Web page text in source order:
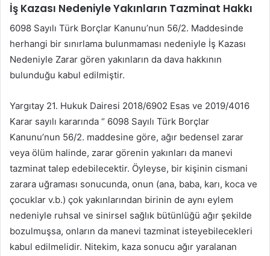
İş Kazası Nedeniyle Yakınların Tazminat Hakkı
6098 Sayılı Türk Borçlar Kanunu’nun 56/2. Maddesinde
herhangi bir sınırlama bulunmaması nedeniyle İş Kazası
Nedeniyle Zarar gören yakınların da dava hakkının
bulunduğu kabul edilmiştir.
Yargıtay 21. Hukuk Dairesi 2018/6902 Esas ve 2019/4016
Karar sayılı kararında “ 6098 Sayılı Türk Borçlar
Kanunu’nun 56/2. maddesine göre, ağır bedensel zarar
veya ölüm halinde, zarar görenin yakınları da manevi
tazminat talep edebilecektir. Öyleyse, bir kişinin cismani
zarara uğraması sonucunda, onun (ana, baba, karı, koca ve
çocuklar v.b.) çok yakınlarından birinin de aynı eylem
nedeniyle ruhsal ve sinirsel sağlık bütünlüğü ağır şekilde
bozulmuşsa, onların da manevi tazminat isteyebilecekleri
kabul edilmelidir. Nitekim, kaza sonucu ağır yaralanan